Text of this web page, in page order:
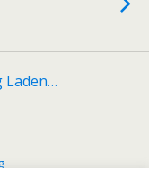
Laden…